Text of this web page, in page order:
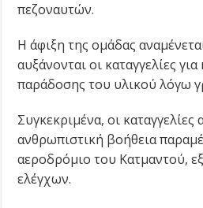
πεζοναυτών.
Η άφιξη της ομάδας
αυξάνονται οι καταγγελίες
παράδοσης του υλικού λόγω
Συγκεκριμένα, οι
ανθρωπιστική βοήθεια
αεροδρόμιο του Κατμαντού,
ελέγχων.